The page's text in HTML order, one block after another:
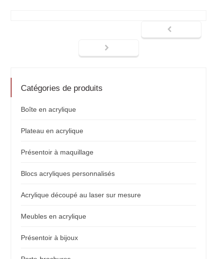
Catégories de produits
Boîte en acrylique
Plateau en acrylique
Présentoir à maquillage
Blocs acryliques personnalisés
Acrylique découpé au laser sur mesure
Meubles en acrylique
Présentoir à bijoux